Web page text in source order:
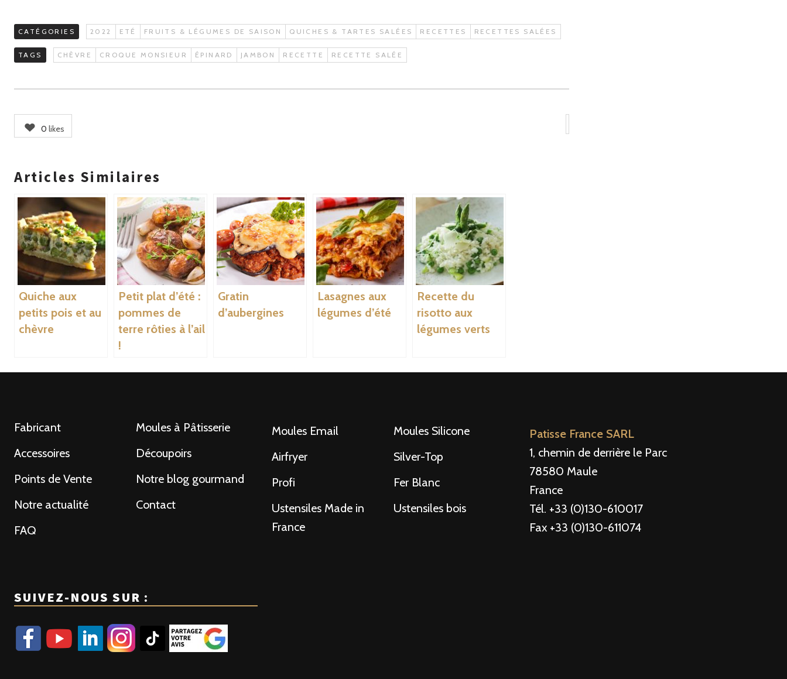
CATÉGORIES 2022 ETÉ FRUITS & LÉGUMES DE SAISON QUICHES & TARTES SALÉES RECETTES RECETTES SALÉES
TAGS CHÈVRE CROQUE MONSIEUR ÉPINARD JAMBON RECETTE RECETTE SALÉE
0 likes
Articles Similaires
Quiche aux
petits pois et au
chèvre
Petit plat d’été :
pommes de
terre rôties à l’ail
!
Gratin
d’aubergines
Lasagnes aux
légumes d’été
Recette du
risotto aux
légumes verts
Fabricant
Moules à Pâtisserie
Accessoires
Découpoirs
Points de Vente
Notre blog gourmand
Notre actualité
Contact
FAQ
Moules Email
Moules Silicone
Airfryer
Silver-Top
Profi
Fer Blanc
Ustensiles Made in
France
Ustensiles bois
Patisse France SARL
1, chemin de derrière le Parc
78580 Maule
France
Tél. +33 (0)130-610017
Fax +33 (0)130-611074
SUIVEZ-NOUS SUR :